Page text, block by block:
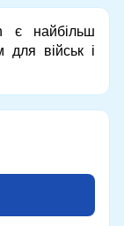
є найбільш
для військ і